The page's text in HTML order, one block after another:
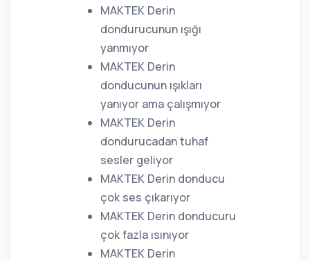
MAKTEK Derin
dondurucunun ışığı
yanmıyor
MAKTEK Derin
donducunun ışıkları
yanıyor ama çalışmıyor
MAKTEK Derin
dondurucadan tuhaf
sesler geliyor
MAKTEK Derin donducu
çok ses çıkarıyor
MAKTEK Derin donducuru
çok fazla ısınıyor
MAKTEK Derin